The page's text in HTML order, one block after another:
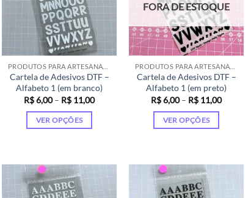
opções
podem
ser
escolhidas
na
página
do
produto
opções
podem
ser
escolhidas
na
página
do
produto
PRODUTOS PARA ARTESANATO
Cartela de Adesivos DTF –
Alfabeto 1 (em branco)
R$6,00 – R$ 11,00Faixa
VER OPÇÕES
tem
várias
variantes.
FORA DE ESTOQUE
PRODUTOS PARA ARTESANATO
Cartela de Adesivos DTF –
Alfabeto 1 (em preto)
R$6,00 – R$ 11,00Faixa
VER OPÇÕES
tem
várias
variantes.